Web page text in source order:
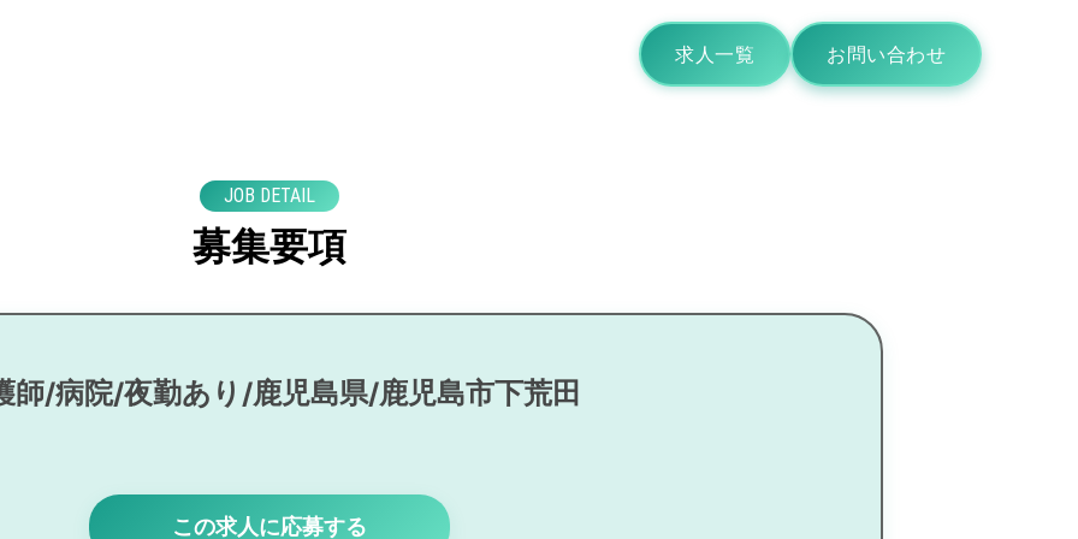
求人一覧 お問い合わせ
JOB DETAIL
募集要項
師/病院/夜勤あり/鹿児島県/鹿児島市下荒田
この求人に応募する